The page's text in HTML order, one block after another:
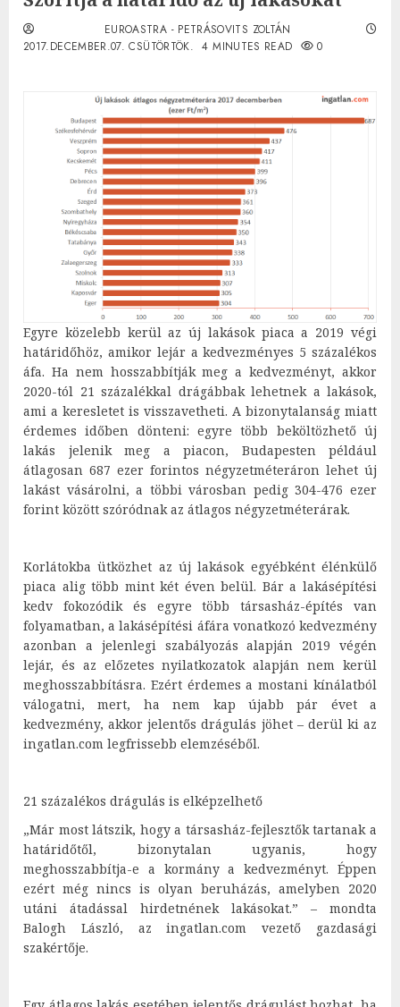
EUROASTRA - PETRÁSOVITS ZOLTÁN
2017.DECEMBER.07. CSÜTÖRTÖK. 4 MINUTES READ 0
Egyre közelebb kerül az új lakások piaca a 2019 végi
határidőhöz, amikor lejár a kedvezményes 5 százalékos
áfa. Ha nem hosszabbítják meg a kedvezményt, akkor
2020-tól 21 százalékkal drágábbak lehetnek a lakások,
ami a keresletet is visszavetheti. A bizonytalanság miatt
érdemes időben dönteni: egyre több beköltözhető új
lakás jelenik meg a piacon, Budapesten például
átlagosan 687 ezer forintos négyzetméteráron lehet új
lakást vásárolni, a többi városban pedig 304-476 ezer
forint között szóródnak az átlagos négyzetméterárak.
Korlátokba ütközhet az új lakások egyébként élénkülő
piaca alig több mint két éven belül. Bár a lakásépítési
kedv fokozódik és egyre több társasház-építés van
folyamatban, a lakásépítési áfára vonatkozó kedvezmény
azonban a jelenlegi szabályozás alapján 2019 végén
lejár, és az előzetes nyilatkozatok alapján nem kerül
meghosszabbításra. Ezért érdemes a mostani kínálatból
válogatni, mert, ha nem kap újabb pár évet a
kedvezmény, akkor jelentős drágulás jöhet – derül ki az
ingatlan.com legfrissebb elemzéséből.
21 százalékos drágulás is elképzelhető
„Már most látszik, hogy a társasház-fejlesztők tartanak a
határidőtől, bizonytalan ugyanis, hogy
meghosszabbítja-e a kormány a kedvezményt. Éppen
ezért még nincs is olyan beruházás, amelyben 2020
utáni átadással hirdetnének lakásokat.” – mondta
Balogh László, az ingatlan.com vezető gazdasági
szakértője.